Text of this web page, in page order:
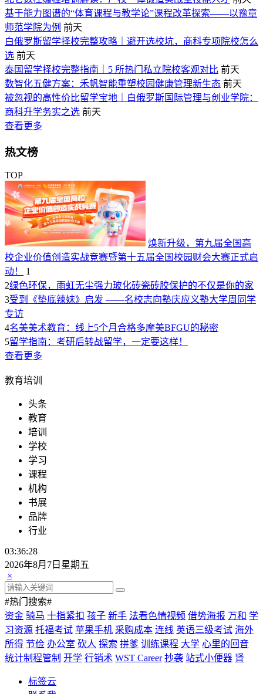
基于能力图谱的“体育课程与教学论”课程改革探索——以豫章
师范学院为例 前天
白俄罗斯留学择校完整攻略｜避开选校坑，商科专项院校怎么
选 前天
泰国留学择校完整指南｜5 所热门私立院校客观对比 前天
数智化五健方案：禾帆智能重塑校园健康管理新生态 前天
被忽视的高性价比留学宝地｜白俄罗斯国际管理与创业学院：
商科升学务实之选 前天
查看更多
热文榜
TOP
焕新升级，第九届全国高
校企业价值创造实战竞赛暨第十五届全国校园财会大赛正式启
动！
1
2绿色环保，雨虹无尘强力玻化砖瓷砖胶保护的不仅是你的家
3受到《垫底辣妹》启发 ——名校志向塾庆应义塾大学周同学
专访
4名美美术教育：线上5个月合格多摩美BFGU的秘密
5留学指南：考研后转战留学，一定要这样！
查看更多
教育培训
头条
教育
培训
学校
学习
课程
机构
书展
品牌
行业
03:36:28
2026年8月7日星期五
×
#热门搜索#
资金 骑马 十指紧扣 孩子 新手 法看色情视频 借势海报 万和 学
习资源 托福考试 苹果手机 采购成本 连线 英语三级考试 海外
所得 节俭 办公室 砍人 探索 拼爹 训练课程 大学 心里的回音
统计制程管制 开学 行销术 WST Career 抄袭 站式小便器 肾
标签云